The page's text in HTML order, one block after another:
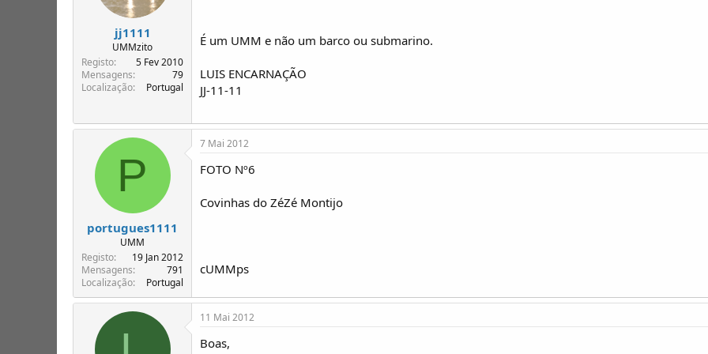
jj1111
UMMzito
Registo
5 Fev 2010
Mensagens
79
Localização
Portugal
É um UMM e não um barco ou submarino.
LUIS ENCARNAÇÃO
JJ-11-11
P
portugues1111
UMM
Registo
19 Jan 2012
Mensagens
791
Localização
Portugal
7 Mai 2012
FOTO Nº6
Covinhas do ZéZé Montijo
cUMMps
11 Mai 2012
Boas,